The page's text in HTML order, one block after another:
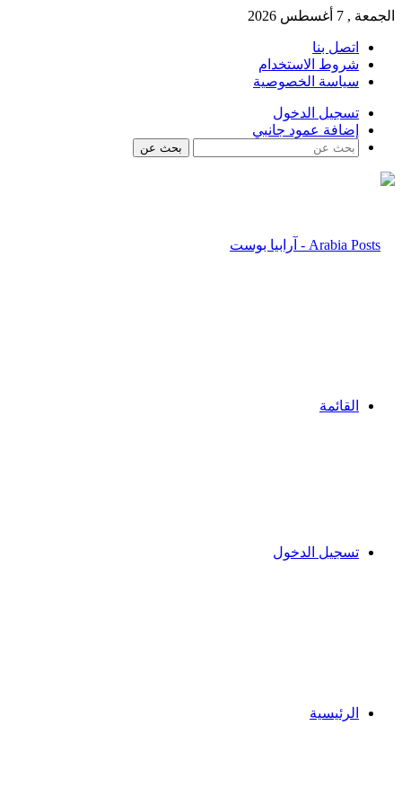
الجمعة , 7 أغسطس 2026
اتصل بنا
شروط الاستخدام
سياسة الخصوصية
تسجيل الدخول
إضافة عمود جانبي
بحث عن
القائمة
تسجيل الدخول
الرئيسية